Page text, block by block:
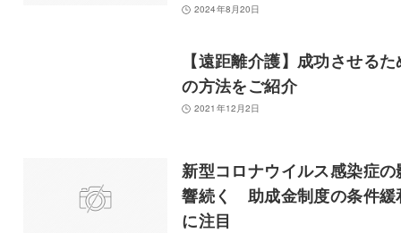
2024年8月20日
【遠距離介護】成功させるた
の方法をご紹介
2021年12月2日
新型コロナウイルス感染症の
響続く 助成金制度の条件緩
に注目